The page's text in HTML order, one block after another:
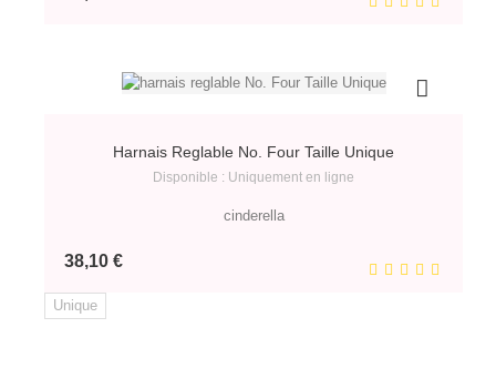
Harnais Reglable No. Four Taille Unique
Disponible : Uniquement en ligne
cinderella
38,10 €Prix
Unique